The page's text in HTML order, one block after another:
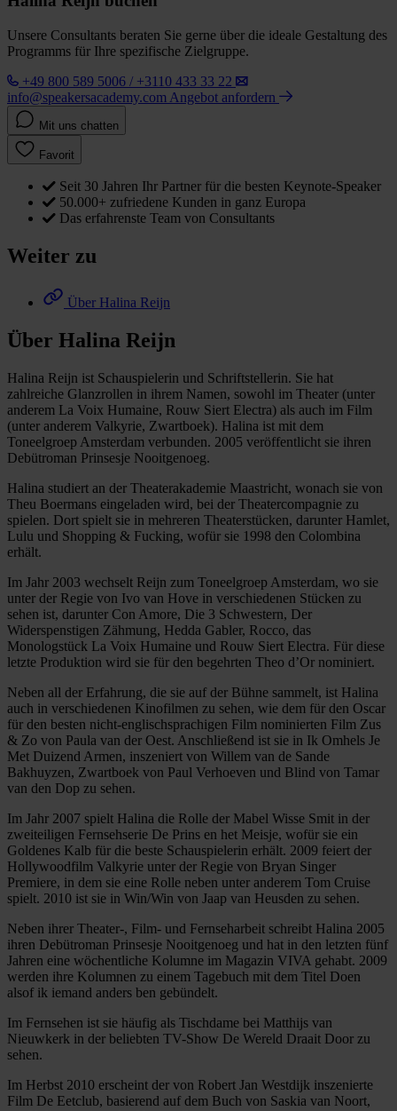
Unsere Consultants beraten Sie gerne über die ideale Gestaltung des
Programms für Ihre spezifische Zielgruppe.
+49 800 589 5006 / +3110 433 33 22
info@speakersacademy.com Angebot anfordern
Mit uns chatten
Favorit
Seit 30 Jahren Ihr Partner für die besten Keynote-Speaker
50.000+ zufriedene Kunden in ganz Europa
Das erfahrenste Team von Consultants
Weiter zu
Über Halina Reijn
Über Halina Reijn
Halina Reijn ist Schauspielerin und Schriftstellerin. Sie hat
zahlreiche Glanzrollen in ihrem Namen, sowohl im Theater (unter
anderem La Voix Humaine, Rouw Siert Electra) als auch im Film
(unter anderem Valkyrie, Zwartboek). Halina ist mit dem
Toneelgroep Amsterdam verbunden. 2005 veröffentlicht sie ihren
Debütroman Prinsesje Nooitgenoeg.
Halina studiert an der Theaterakademie Maastricht, wonach sie von
Theu Boermans eingeladen wird, bei der Theatercompagnie zu
spielen. Dort spielt sie in mehreren Theaterstücken, darunter Hamlet,
Lulu und Shopping & Fucking, wofür sie 1998 den Colombina
erhält.
Im Jahr 2003 wechselt Reijn zum Toneelgroep Amsterdam, wo sie
unter der Regie von Ivo van Hove in verschiedenen Stücken zu
sehen ist, darunter Con Amore, Die 3 Schwestern, Der
Widerspenstigen Zähmung, Hedda Gabler, Rocco, das
Monologstück La Voix Humaine und Rouw Siert Electra. Für diese
letzte Produktion wird sie für den begehrten Theo d’Or nominiert.
Neben all der Erfahrung, die sie auf der Bühne sammelt, ist Halina
auch in verschiedenen Kinofilmen zu sehen, wie dem für den Oscar
für den besten nicht-englischsprachigen Film nominierten Film Zus
& Zo von Paula van der Oest. Anschließend ist sie in Ik Omhels Je
Met Duizend Armen, inszeniert von Willem van de Sande
Bakhuyzen, Zwartboek von Paul Verhoeven und Blind von Tamar
van den Dop zu sehen.
Im Jahr 2007 spielt Halina die Rolle der Mabel Wisse Smit in der
zweiteiligen Fernsehserie De Prins en het Meisje, wofür sie ein
Goldenes Kalb für die beste Schauspielerin erhält. 2009 feiert der
Hollywoodfilm Valkyrie unter der Regie von Bryan Singer
Premiere, in dem sie eine Rolle neben unter anderem Tom Cruise
spielt. 2010 ist sie in Win/Win von Jaap van Heusden zu sehen.
Neben ihrer Theater-, Film- und Fernseharbeit schreibt Halina 2005
ihren Debütroman Prinsesje Nooitgenoeg und hat in den letzten fünf
Jahren eine wöchentliche Kolumne im Magazin VIVA gehabt. 2009
werden ihre Kolumnen zu einem Tagebuch mit dem Titel Doen
alsof ik iemand anders ben gebündelt.
Im Fernsehen ist sie häufig als Tischdame bei Matthijs van
Nieuwkerk in der beliebten TV-Show De Wereld Draait Door zu
sehen.
Im Herbst 2010 erscheint der von Robert Jan Westdijk inszenierte
Film De Eetclub, basierend auf dem Buch von Saskia van Noort,